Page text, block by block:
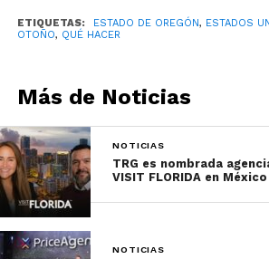
ETIQUETAS: ESTADO DE OREGÓN, ESTADOS
OTOÑO, QUÉ HACER
Más de Noticias
NOTICIAS
TRG es nombrada
VISIT FLORIDA en México
NOTICIAS